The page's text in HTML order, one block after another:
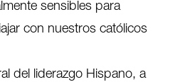
sensibles para
con nuestros católicos
del liderazgo Hispano, a